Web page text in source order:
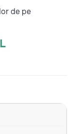
de pe